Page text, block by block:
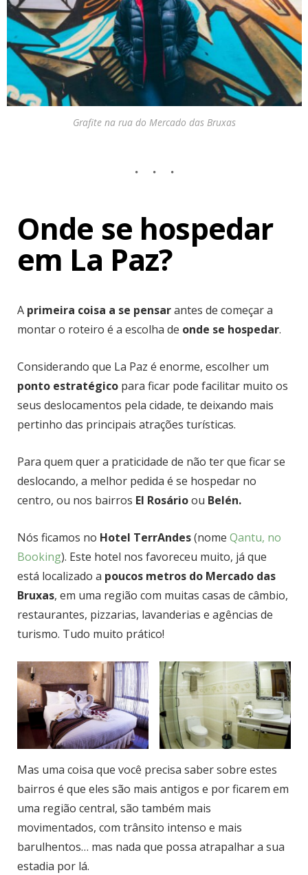
Grafite na rua do Mercado das Bruxas
Onde se hospedar
em La Paz?
A primeira coisa a se pensarantes de começar a
montar o roteiro é a escolha de onde se hospedar.
Considerando que La Paz é enorme, escolher um
ponto estratégico para ficar pode facilitar muito os
seus deslocamentos pela cidade, te deixando mais
pertinho das principais atrações turísticas.
Para quem quer a praticidade de não ter que ficar se
deslocando, a melhor pedida é se hospedar no
centro, ou nos bairros El Rosárioou Belén.
Nós ficamos no Hotel TerrAndes(nome Qantu, no
Booking). Este hotel nos favoreceu muito, já que
está localizado a poucos metros do Mercado das
Bruxas, em uma região com muitas casas de câmbio,
restaurantes, pizzarias, lavanderias e agências de
turismo. Tudo muito prático!
Mas uma coisa que você precisa saber sobre estes
bairros é que eles são mais antigos e por ficarem em
uma região central, são também mais
movimentados, com trânsito intenso e mais
barulhentos… mas nada que possa atrapalhar a sua
estadia por lá.